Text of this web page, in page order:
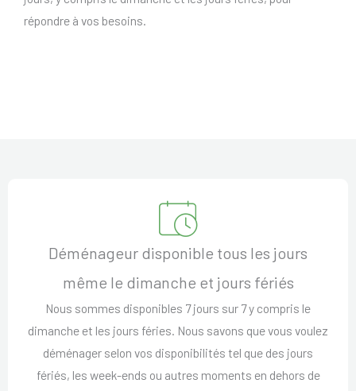
répondre à vos besoins.
Déménageur disponible tous les jours
même le dimanche et jours fériés
Nous sommes disponibles 7 jours sur 7 y compris le
dimanche et les jours féries. Nous savons que vous voulez
déménager selon vos disponibilités tel que des jours
fériés, les week-ends ou autres moments en dehors de